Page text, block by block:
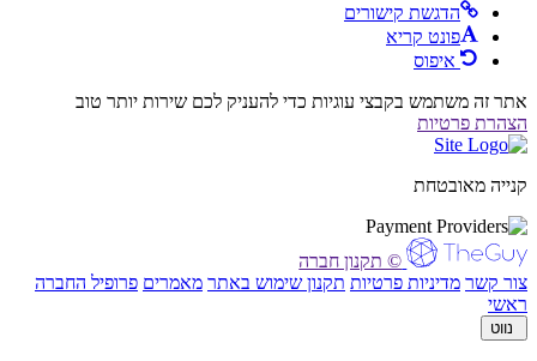
הדגשת קישורים
פונט קריא
איפוס
אתר זה משתמש בקבצי עוגיות כדי להעניק לכם שירות יותר טוב
הצהרת פרטיות
קנייה מאובטחת
© תקנון חברה
צור קשר מדיניות פרטיות תקנון שימוש באתר מאמרים פרופיל החברה
ראשי
נווט